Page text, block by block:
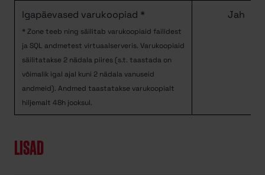
Igapäevased varukoopiad *
* Zone teeb ning säilitab varukoopiaid failidest
ja SQL andmetest virtuaalserveris. Varukoopiaid
säilitatakse 2 nädala piires (s.t. taastada on
võimalik igal ajal kuni 2 nädala vanuseid
andmeid). Andmed taastatakse varukoopialt
hiljemalt 48h jooksul.
Jah
LISAD